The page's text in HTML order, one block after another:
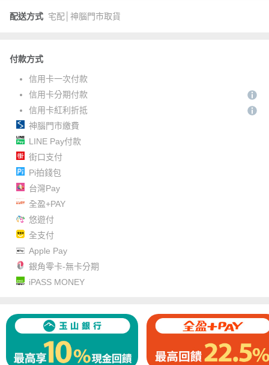
配送方式 宅配│神腦門市取貨
付款方式
信用卡一次付款
信用卡分期付款
信用卡紅利折抵
神腦門市繳費
LINE Pay付款
街口支付
Pi拍錢包
台灣Pay
全盈+PAY
悠遊付
全支付
Apple Pay
銀角零卡-無卡分期
iPASS MONEY